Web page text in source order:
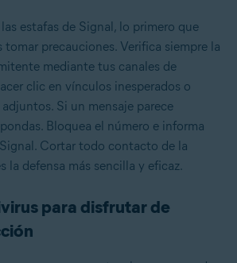
estafas de Signal, lo primero que
tomar precauciones. Verifica siempre la
mediante tus canales de
clic en vínculos inesperados o
Si un mensaje parece
Bloquea el número e informa
Cortar todo contacto de la
la defensa más sencilla y eficaz.
para disfrutar de